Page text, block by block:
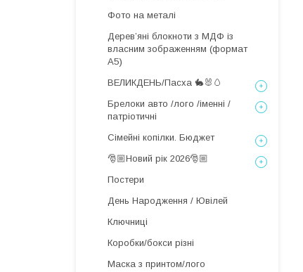
Фото на металі
Дерев’яні блокноти з МДФ із
власним зображенням (формат
А5)
ВЕЛИКДЕНЬ/Пасха 🐇🐰🥚
Брелоки авто /лого /іменні /
патріотичні
Сімейні копілки. Бюджет
🎅🏼Новий рік 2026🎅🏼
Постери
День Народження / Ювілей
Ключниці
Коробки/бокси різні
Маска з принтом/лого